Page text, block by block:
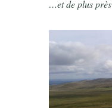
…et de plus près